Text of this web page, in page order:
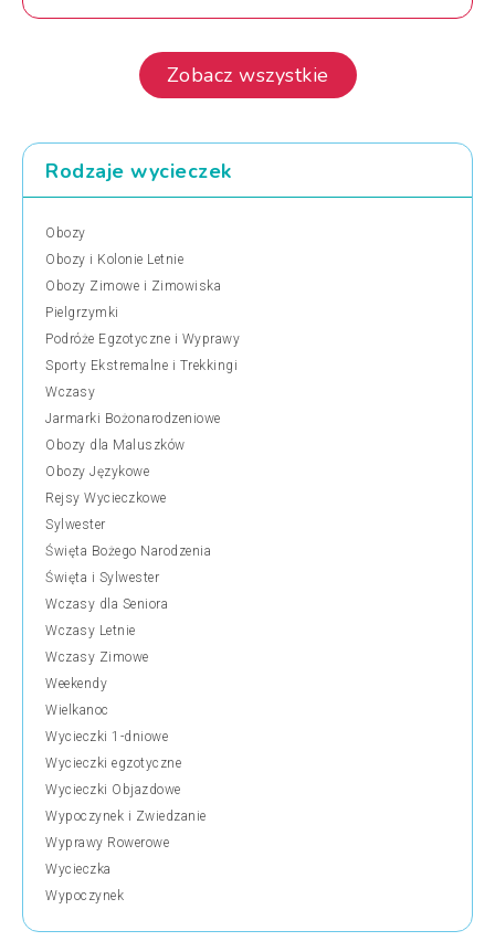
Zobacz wszystkie
Rodzaje wycieczek
Obozy
Obozy i Kolonie Letnie
Obozy Zimowe i Zimowiska
Pielgrzymki
Podróże Egzotyczne i Wyprawy
Sporty Ekstremalne i Trekkingi
Wczasy
Jarmarki Bożonarodzeniowe
Obozy dla Maluszków
Obozy Językowe
Rejsy Wycieczkowe
Sylwester
Święta Bożego Narodzenia
Święta i Sylwester
Wczasy dla Seniora
Wczasy Letnie
Wczasy Zimowe
Weekendy
Wielkanoc
Wycieczki 1-dniowe
Wycieczki egzotyczne
Wycieczki Objazdowe
Wypoczynek i Zwiedzanie
Wyprawy Rowerowe
Wycieczka
Wypoczynek